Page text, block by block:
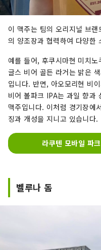
이 맥주는 팀의 오리지널 브
의 양조장과 협력하여 다양한
예를 들어, 후쿠시마현 미치
글스 비어 골든 라거는 밝은
입니다. 반면, 아오모리현 비
비어 볼파크 IPA는 과일 향과
맥주입니다. 이처럼 경기장에
징과 개성을 지니고 있습니다.
라쿠텐 모바일 파
벨루나 돔